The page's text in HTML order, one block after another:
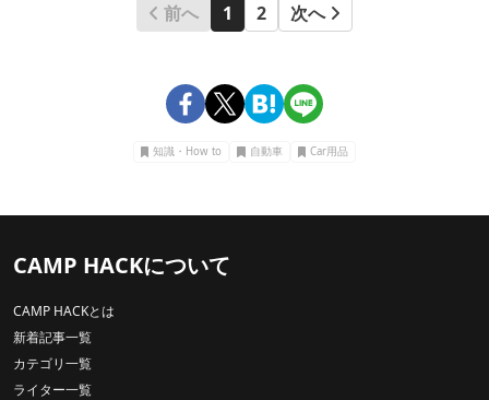
前へ 1 2 次へ
知識・How to 自動車 Car用品
CAMP HACKについて
CAMP HACKとは
新着記事一覧
カテゴリ一覧
ライター一覧